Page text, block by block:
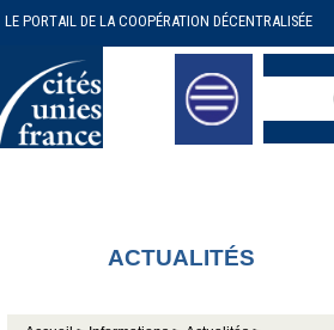
LE PORTAIL DE LA COOPÉRATION DÉCENTRALISÉE
ACTUALITÉS